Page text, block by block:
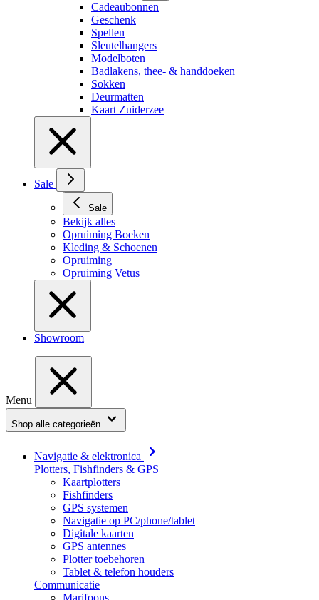
Cadeaubonnen
Geschenk
Spellen
Sleutelhangers
Modelboten
Badlakens, thee- & handdoeken
Sokken
Deurmatten
Kaart Zuiderzee
Sale
Sale
Bekijk alles
Opruiming Boeken
Kleding & Schoenen
Opruiming
Opruiming Vetus
Showroom
Menu
Shop alle categorieën
Navigatie & elektronica
Plotters, Fishfinders & GPS
Kaartplotters
Fishfinders
GPS systemen
Navigatie op PC/phone/tablet
Digitale kaarten
GPS antennes
Plotter toebehoren
Tablet & telefon houders
Communicatie
Marifoons